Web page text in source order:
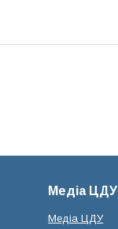
Медіа ЦДУ
Медіа ЦДУ